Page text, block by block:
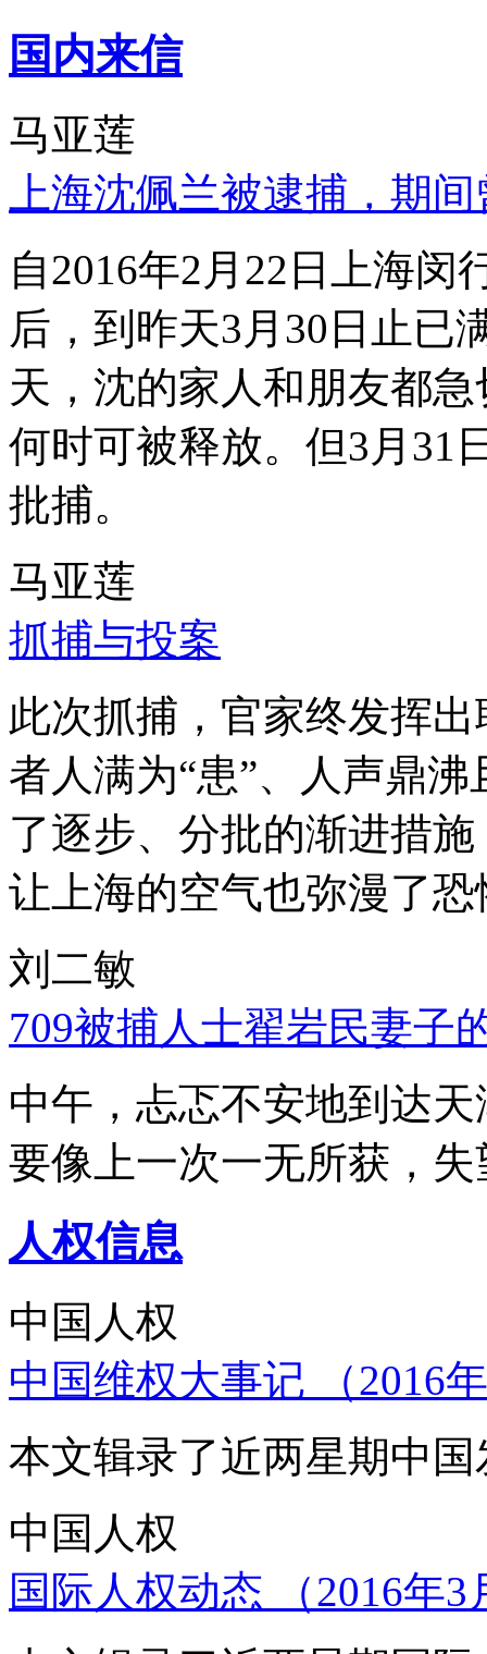
国内来信
马亚莲
上海沈佩兰被逮捕，期
自2016年2月22日上海
后，到昨天3月30日止已
天，沈的家人和朋友都
何时可被释放。但3月31
批捕。
马亚莲
抓捕与投案
此次抓捕，官家终发挥
者人满为“患”、人声鼎
了逐步、分批的渐进措
让上海的空气也弥漫了
刘二敏
709被捕人士翟岩民妻子
中午，忐忑不安地到达
要像上一次一无所获，
人权信息
中国人权
中国维权大事记 （2016
本文辑录了近两星期中
中国人权
国际人权动态 （2016年